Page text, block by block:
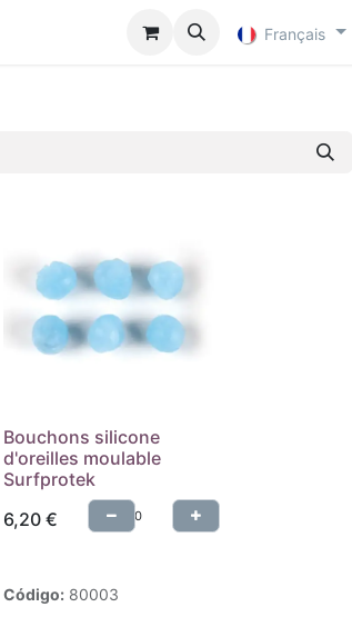
Français
Bouchons silicone
d'oreilles moulable
Surfprotek
6,20 €
Código: 80003